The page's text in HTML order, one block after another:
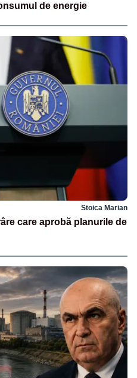
de energie
Stoica Marian
care aprobă planurile de